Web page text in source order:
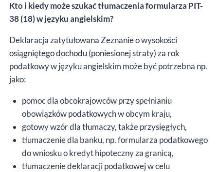
Kto i kiedy może szukać tłumaczenia formularza PIT-
38 (18) w języku angielskim?
Deklaracja zatytułowana Zeznanie o wysokości
osiągniętego dochodu (poniesionej straty) za rok
podatkowy w języku angielskim może być potrzebna np.
jako:
pomoc dla obcokrajowców przy spełnianiu
obowiązków podatkowych w obcym kraju,
gotowy wzór dla tłumaczy, także przysięgłych,
tłumaczenie dla banku, np. formularza podatkowego
do wniosku o kredyt hipoteczny za granicą,
tłumaczenie deklaracji podatkowej w celu